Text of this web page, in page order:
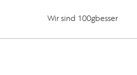
Wir sind 100gbesser